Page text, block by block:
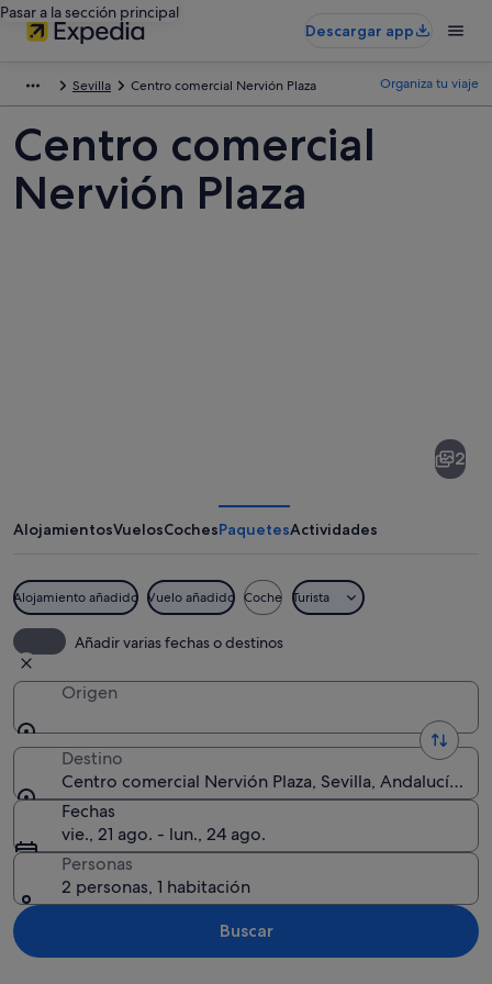
Pasar a la sección principal
Descargar app
Sevilla Centro comercial Nervión Plaza Organiza tu viaje
Centro comercial
Nervión Plaza
Plaza
2
AlojamientosVuelosCochesPaquetesActividades
Alojamiento añadido Vuelo añadido Coche Turista
Añadir varias fechas o destinos
Origen
Destino
Centro comercial Nervión Plaza, Sevilla, Andalucía,
Fechas
vie., 21 ago. - lun., 24 ago.
Personas
2 personas, 1 habitación
Buscar